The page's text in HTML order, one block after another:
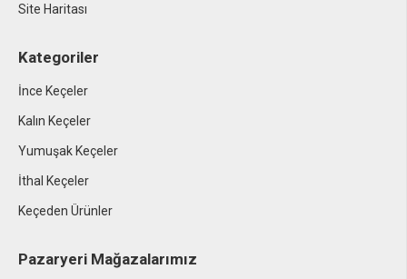
Site Haritası
Kategoriler
İnce Keçeler
Kalın Keçeler
Yumuşak Keçeler
İthal Keçeler
Keçeden Ürünler
Pazaryeri Mağazalarımız